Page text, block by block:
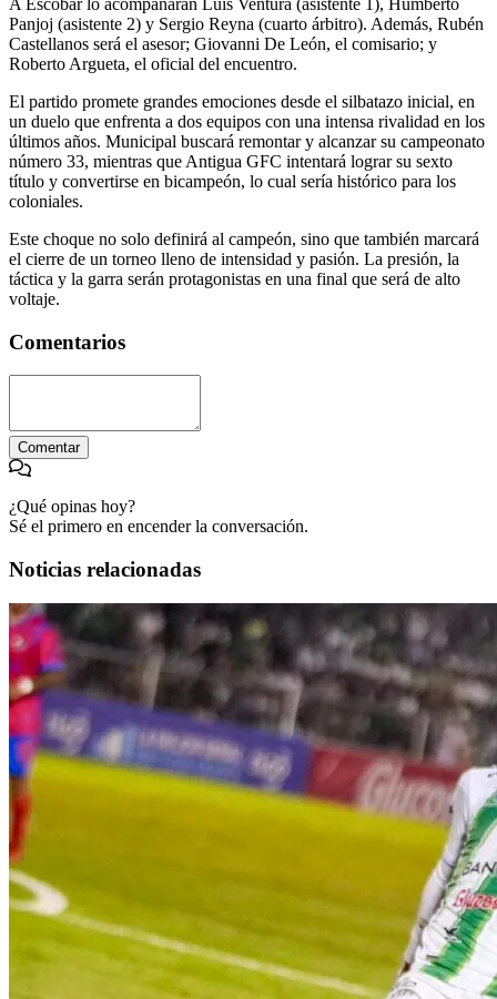
Panjoj (asistente 2) y Sergio Reyna (cuarto árbitro). Además, Rubén
Castellanos será el asesor; Giovanni De León, el comisario; y
Roberto Argueta, el oficial del encuentro.
El partido promete grandes emociones desde el silbatazo inicial, en
un duelo que enfrenta a dos equipos con una intensa rivalidad en los
últimos años. Municipal buscará remontar y alcanzar su campeonato
número 33, mientras que Antigua GFC intentará lograr su sexto
título y convertirse en bicampeón, lo cual sería histórico para los
coloniales.
Este choque no solo definirá al campeón, sino que también marcará
el cierre de un torneo lleno de intensidad y pasión. La presión, la
táctica y la garra serán protagonistas en una final que será de alto
voltaje.
Comentarios
Comentar
¿Qué opinas hoy?
Sé el primero en encender la conversación.
Noticias relacionadas